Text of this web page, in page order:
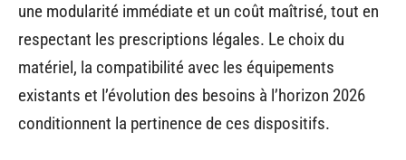
une modularité immédiate et un coût maîtrisé, tout en
respectant les prescriptions légales. Le choix du
matériel, la compatibilité avec les équipements
existants et l’évolution des besoins à l’horizon 2026
conditionnent la pertinence de ces dispositifs.